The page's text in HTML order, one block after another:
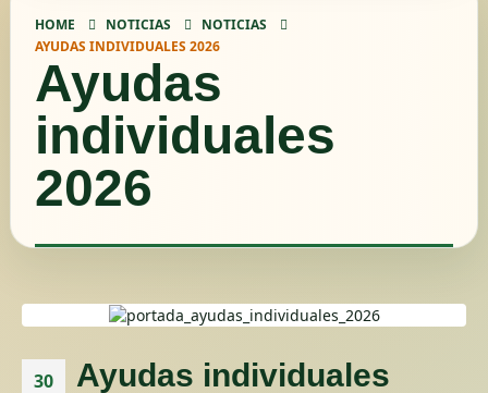
HOME NOTICIAS
NOTICIAS
AYUDAS INDIVIDUALES 2026
Ayudas
individuales
2026
30
Ayudas individuales